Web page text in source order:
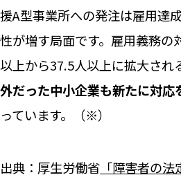
援A型事業所への発注は雇用達
性が増す局面です。雇用義務の
以上から37.5人以上に拡大され
外だった中小企業も新たに対応
っています。（※）
出典：厚生労働省 「障害者の